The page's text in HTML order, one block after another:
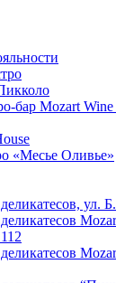
бар Mozart Wine
«Месье Оливье»
ул.